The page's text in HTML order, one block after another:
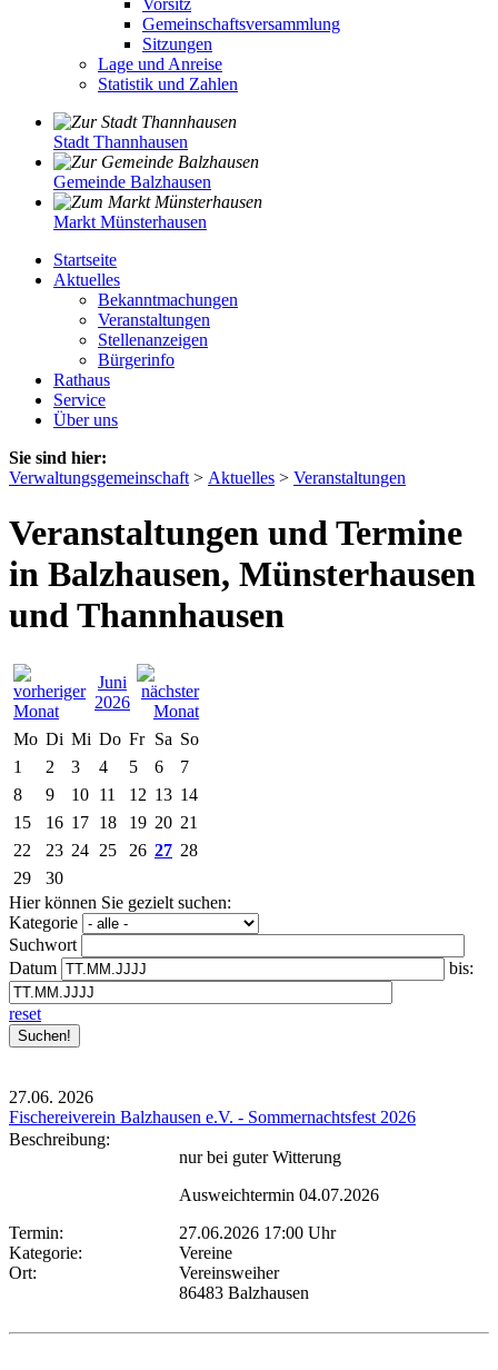
Vorsitz
Gemeinschaftsversammlung
Sitzungen
Lage und Anreise
Statistik und Zahlen
Stadt Thannhausen
Gemeinde Balzhausen
Markt Münsterhausen
Startseite
Aktuelles
Bekanntmachungen
Veranstaltungen
Stellenanzeigen
Bürgerinfo
Rathaus
Service
Über uns
Sie sind hier:
Verwaltungsgemeinschaft > Aktuelles > Veranstaltungen
Veranstaltungen und Termine
in Balzhausen, Münsterhausen
und Thannhausen
Juni
2026
Mo Di Mi Do Fr Sa So
1
2 3 4 5 6
7
8
9 10 11 12 13 14
15
16 17 18 19 20 21
22
23 24 25 26 27 28
29
30
Hier können Sie gezielt suchen:
Kategorie
Suchwort
Datum
bis:
reset
27.06. 2026
Fischereiverein Balzhausen e.V. - Sommernachtsfest 2026
Beschreibung:
nur bei guter Witterung
Ausweichtermin 04.07.2026
Termin:
27.06.2026 17:00 Uhr
Kategorie:
Vereine
Ort:
Vereinsweiher
86483 Balzhausen